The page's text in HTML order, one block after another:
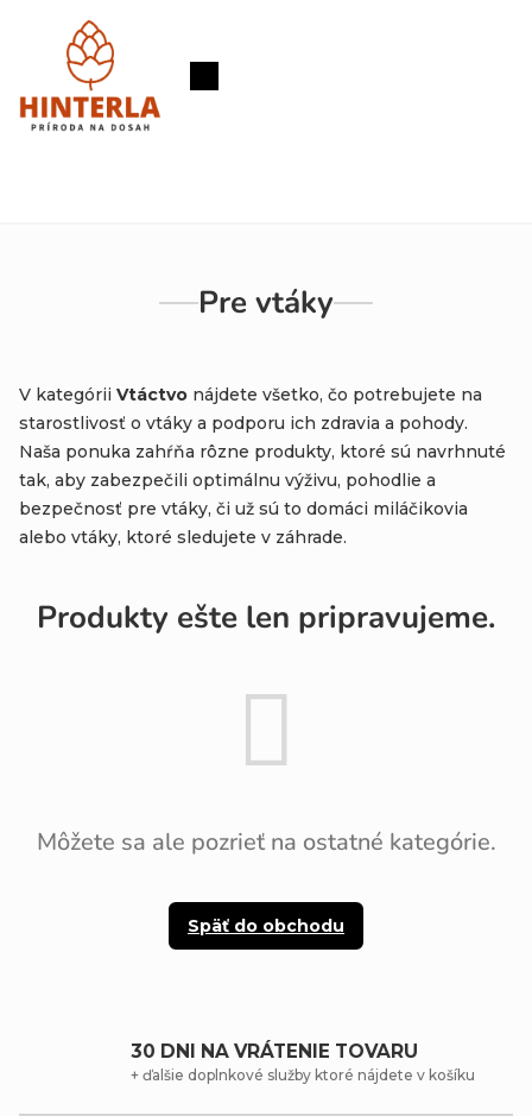
Nákupný
Pre vtáky
V kategórii Vtáctvo nájdete všetko, čo potrebujete na
starostlivosť o vtáky a podporu ich zdravia a pohody.
Naša ponuka zahŕňa rôzne produkty, ktoré sú navrhnuté
tak, aby zabezpečili optimálnu výživu, pohodlie a
bezpečnosť pre vtáky, či už sú to domáci miláčikovia
alebo vtáky, ktoré sledujete v záhrade.
Produkty ešte len pripravujeme.
Môžete sa ale pozrieť na ostatné kategórie.
Späť do obchodu
30 DNI NA VRÁTENIE TOVARU
+ ďalšie doplnkové služby ktoré nájdete v košíku